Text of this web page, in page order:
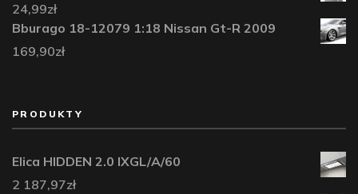
24,99zł
Bburago 18-12079 1:18 Nissan Gt-R 2009
169,90zł
PRODUKTY
Elica HIDDEN 2.0 IXGL/A/60
2 187,97zł